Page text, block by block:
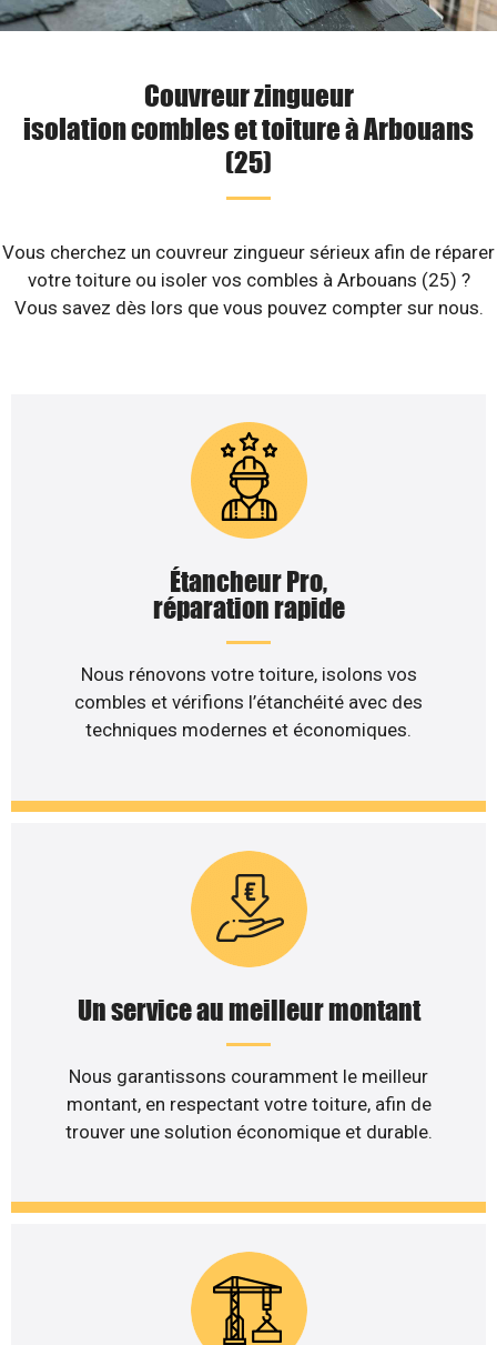
Couvreur zingueur
isolation combles et toiture à Arbouans
(25)
Vous cherchez un couvreur zingueur sérieux afin de réparer
votre toiture ou isoler vos combles à Arbouans (25) ?
Vous savez dès lors que vous pouvez compter sur nous.
Étancheur Pro,
réparation rapide
Nous rénovons votre toiture, isolons vos
combles et vérifions l’étanchéité avec des
techniques modernes et économiques.
Un service au meilleur montant
Nous garantissons couramment le meilleur
montant, en respectant votre toiture, afin de
trouver une solution économique et durable.